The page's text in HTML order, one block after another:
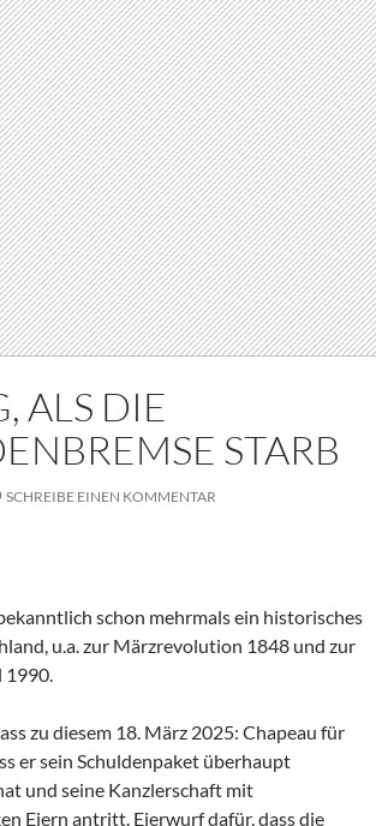
ALS DIE
STARB
SCHREIBE EINEN KOMMENTAR
schon mehrmals ein historisches
u.a. zur Märzrevolution 1848 und zur
1990.
zu diesem 18. März 2025: Chapeau für
er sein Schuldenpaket überhaupt
und seine Kanzlerschaft mit
Eiern antritt. Eierwurf dafür, dass die